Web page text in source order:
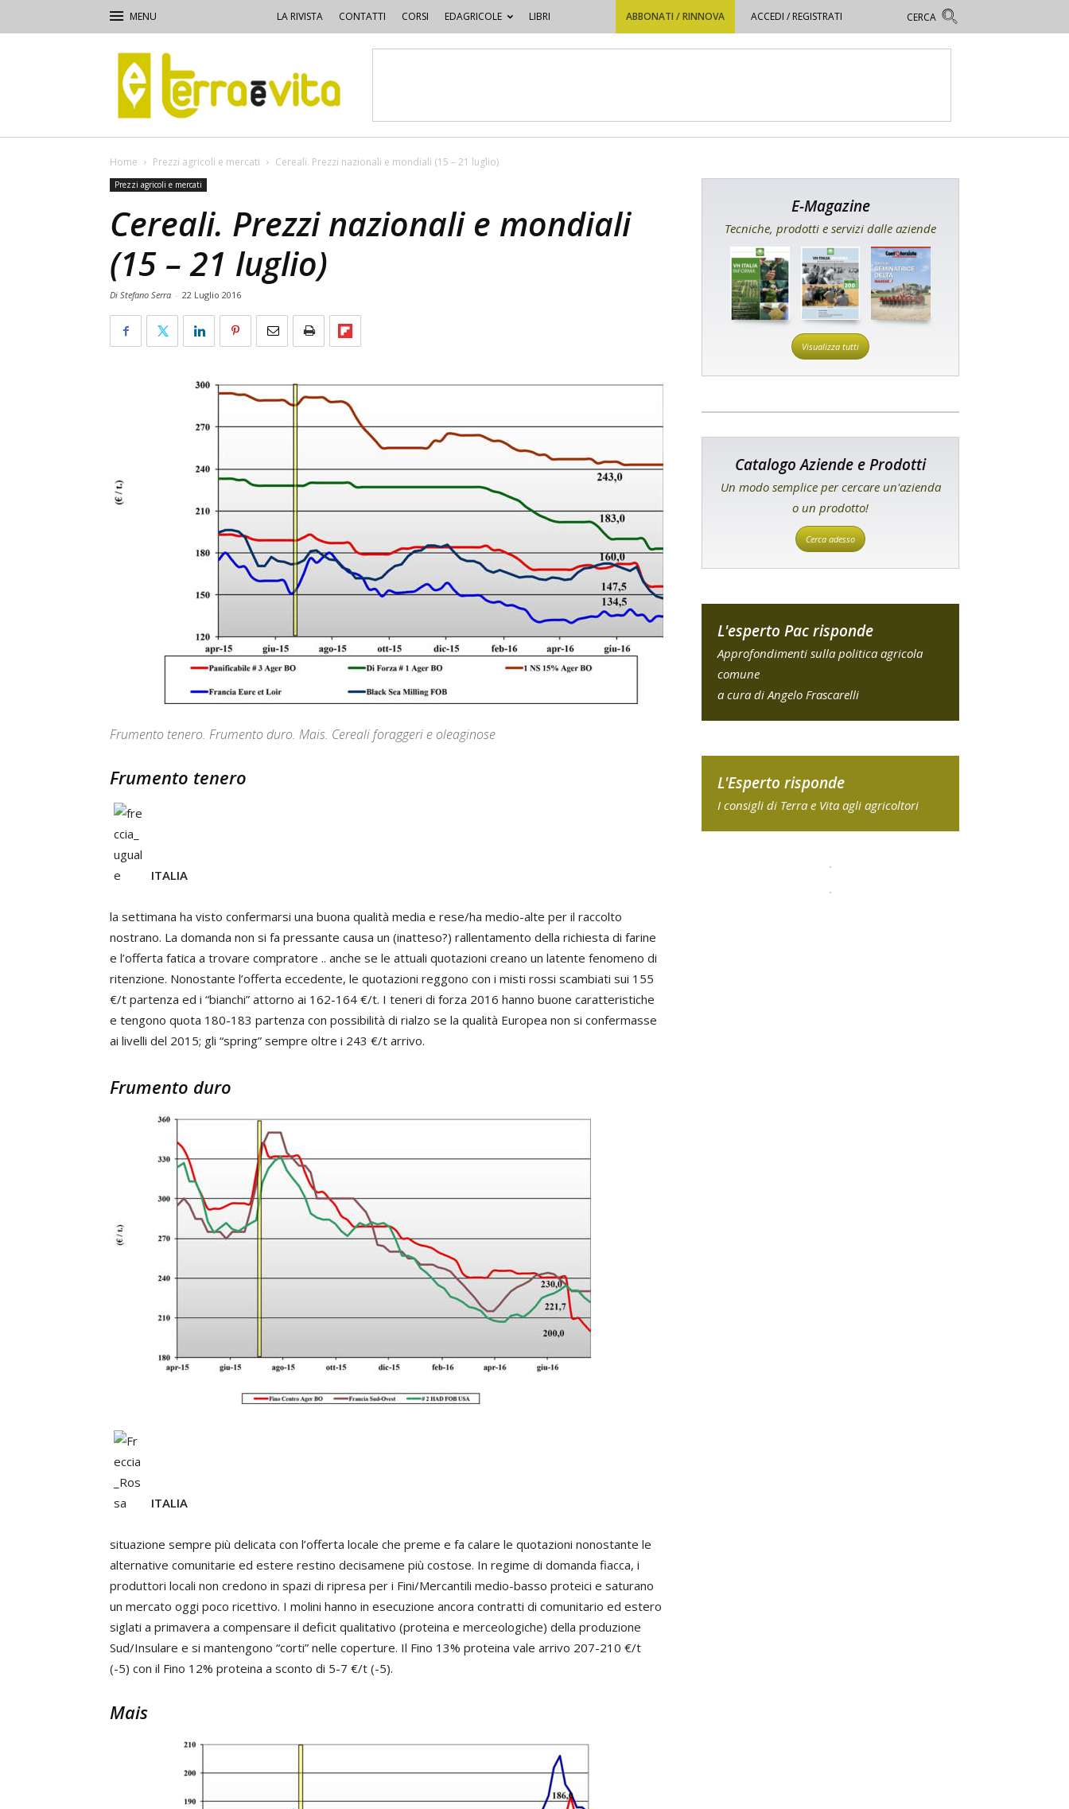
LA RIVISTA CONTATTI CORSI EDAGRICOLE LIBRI ABBONATI / RINNOVA ACCEDI / REGISTRATI
Terra
e
Vita
Home Prezzi agricoli e mercati Cereali. Prezzi nazionali e mondiali (15 – 21 luglio)
Prezzi agricoli e mercati
Cereali. Prezzi nazionali e mondiali
(15 – 21 luglio)
Di Stefano Serra - 22 Luglio 2016
Frumento tenero. Frumento duro. Mais. Cereali foraggeri e oleaginose
Frumento tenero
ITALIA
la settimana ha visto confermarsi una buona qualità media e rese/ha medio-alte per il raccolto
nostrano. La domanda non si fa pressante causa un (inatteso?) rallentamento della richiesta di farine
e l’offerta fatica a trovare compratore .. anche se le attuali quotazioni creano un latente fenomeno di
ritenzione. Nonostante l’offerta eccedente, le quotazioni reggono con i misti rossi scambiati sui 155
€/t partenza ed i “bianchi” attorno ai 162-164 €/t. I teneri di forza 2016 hanno buone caratteristiche
e tengono quota 180-183 partenza con possibilità di rialzo se la qualità Europea non si confermasse
ai livelli del 2015; gli “spring” sempre oltre i 243 €/t arrivo.
Frumento duro
ITALIA
situazione sempre più delicata con l’offerta locale che preme e fa calare le quotazioni nonostante le
alternative comunitarie ed estere restino decisamene più costose. In regime di domanda fiacca, i
produttori locali non credono in spazi di ripresa per i Fini/Mercantili medio-basso proteici e saturano
un mercato oggi poco ricettivo. I molini hanno in esecuzione ancora contratti di comunitario ed estero
siglati a primavera a compensare il deficit qualitativo (proteina e merceologiche) della produzione
Sud/Insulare e si mantengono “corti” nelle coperture. Il Fino 13% proteina vale arrivo 207-210 €/t
(-5) con il Fino 12% proteina a sconto di 5-7 €/t (-5).
Mais
E-Magazine
Tecniche, prodotti e servizi dalle aziende
Visualizza tutti
Catalogo Aziende e Prodotti
Un modo semplice per cercare un'azienda
o un prodotto!
Cerca adesso
L'esperto Pac risponde
Approfondimenti sulla politica agricola
comune
a cura di Angelo Frascarelli
L'Esperto risponde
I consigli di Terra e Vita agli agricoltori